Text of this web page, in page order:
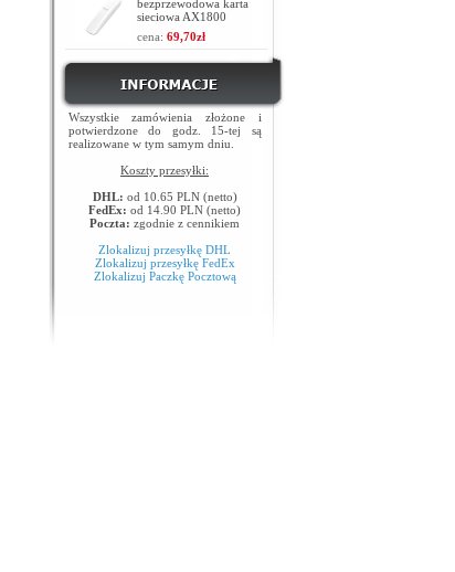
bezprzewodowa karta
sieciowa AX1800
cena: 69,70zł
Wszystkie zamówienia złożone i
potwierdzone do godz. 15-tej są
realizowane w tym samym dniu.
Koszty przesyłki:
DHL: od 10.65 PLN (netto)
FedEx: od 14.90 PLN (netto)
Poczta: zgodnie z cennikiem
Zlokalizuj przesyłkę DHL
Zlokalizuj przesyłkę FedEx
Zlokalizuj Paczkę Pocztową